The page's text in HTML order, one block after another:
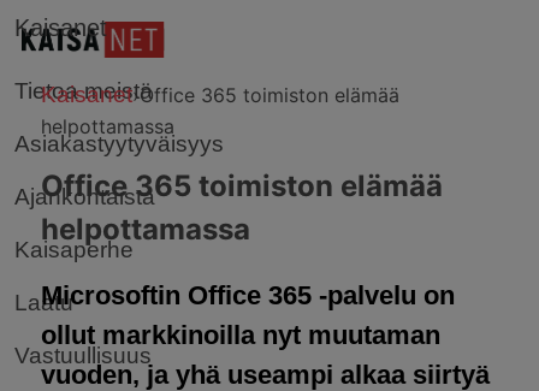
Kaisanet
Tietoa meistä
Asiakastyytyväisyys
Ajankohtaista
Kaisaperhe
Laatu
Vastuullisuus
Kaisanet›Office 365 toimiston elämää
helpottamassa
Office 365 toimiston elämää
helpottamassa
Microsoftin Office 365 -palvelu on
ollut markkinoilla nyt muutaman
vuoden, ja yhä useampi alkaa siirtyä